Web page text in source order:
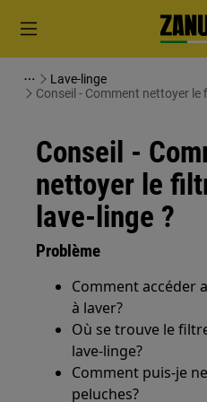
Lave-linge
Conseil - Comment nettoyer le
Conseil -
nettoyer le
lave-linge ?
Problème
Comment accéder
à laver?
Où se trouve le
lave-linge?
Comment puis-je
peluches?